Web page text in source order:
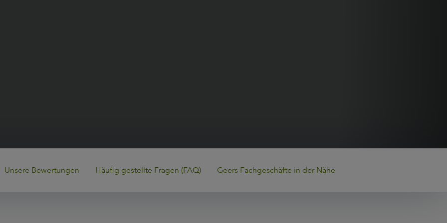
Unsere Bewertungen Häufig gestellte Fragen (FAQ) Geers Fachgeschäfte in der Nähe